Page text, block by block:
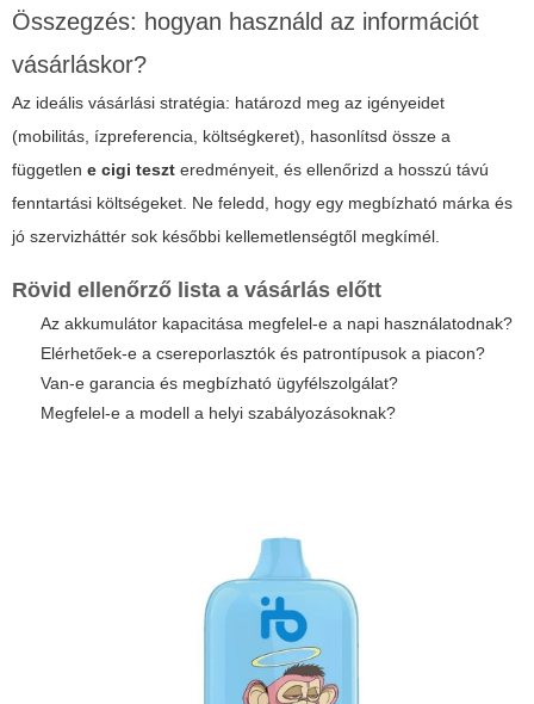
Összegzés: hogyan használd az információt
vásárláskor?
Az ideális vásárlási stratégia: határozd meg az igényeidet
(mobilitás, ízpreferencia, költségkeret), hasonlítsd össze a
független e cigi teszt eredményeit, és ellenőrizd a hosszú távú
fenntartási költségeket. Ne feledd, hogy egy megbízható márka és
jó szervizháttér sok későbbi kellemetlenségtől megkímél.
Rövid ellenőrző lista a vásárlás előtt
Az akkumulátor kapacitása megfelel-e a napi használatodnak?
Elérhetőek-e a csereporlasztók és patrontípusok a piacon?
Van-e garancia és megbízható ügyfélszolgálat?
Megfelel-e a modell a helyi szabályozásoknak?